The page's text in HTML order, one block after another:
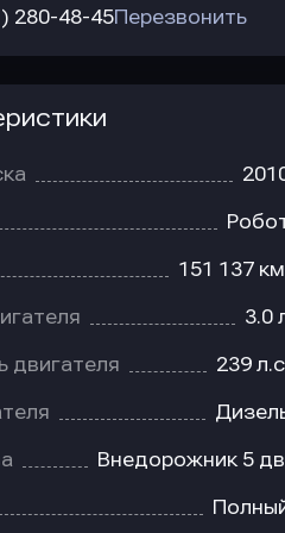
280-48-45Перезвонить
151 137
3.0
двигателя 239
Внедорожник 5